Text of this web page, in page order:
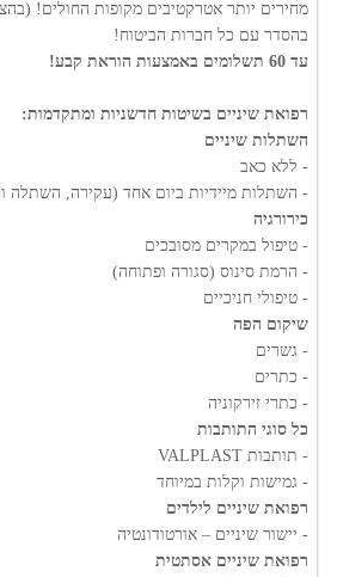
מחירים יותר אטרקטיבים מקופות החולים!
בהסדר עם כל חברות הביטוח!
עד 60 תשלומים באמצעות הוראת קבע!
רפואת שיניים בשיטות חדשניות ומתקדמות:
השתלות שיניים
- ללא כאב
- השתלות מיידיות ביום אחד (עקירה, השתלה
כירורגיה
- טיפול במקרים מסובכים
- הרמת סינוס (סגורה ופתוחה)
- טיפולי חניכיים
שיקום הפה
- גשרים
- כתרים
- כתרי זירקוניה
כל סוגי התותבות
- תותבות VALPLAST
- גמישות וקלות במיוחד
רפואת שיניים לילדים
- יישור שיניים – אורטודונטיה
רפואת שיניים אסתטית